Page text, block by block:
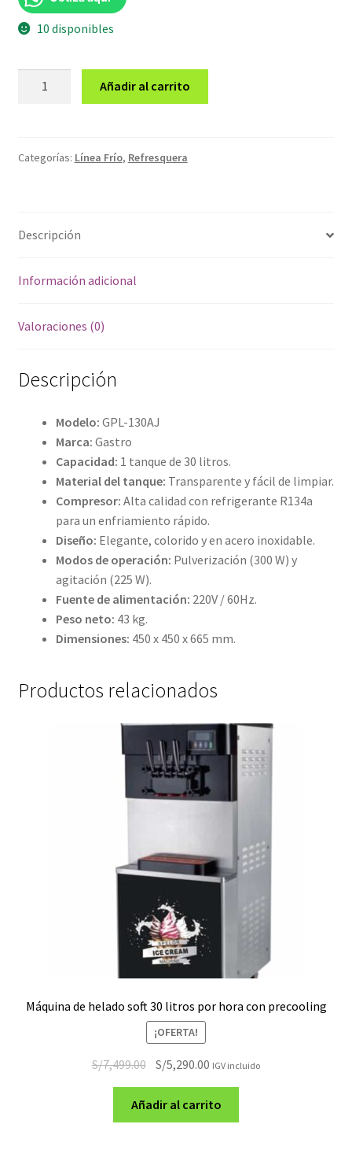
10 disponibles
Añadir al carrito
Categorías: Línea Frío, Refresquera
Descripción
Información adicional
Valoraciones (0)
Descripción
Modelo: GPL-130AJ
Marca: Gastro
Capacidad: 1 tanque de 30 litros.
Material del tanque: Transparente y fácil de limpiar.
Compresor: Alta calidad con refrigerante R134a
para un enfriamiento rápido.
Diseño: Elegante, colorido y en acero inoxidable.
Modos de operación: Pulverización (300 W) y
agitación (225 W).
Fuente de alimentación: 220V / 60Hz.
Peso neto: 43 kg.
Dimensiones: 450 x 450 x 665 mm.
Productos relacionados
Máquina de helado soft 30 litros por hora con precooling
¡OFERTA!
S/7,499.00 El
precio
original
era:
S/5,290.00 El
precio
actual
es:
IGV incluido
Añadir al carrito